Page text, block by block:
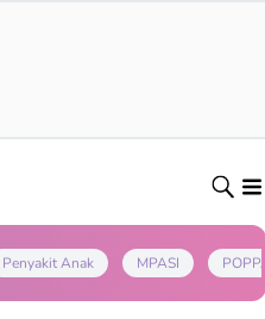
Penyakit Anak MPASI